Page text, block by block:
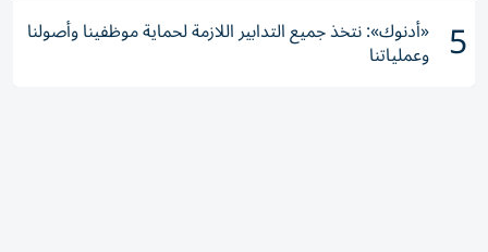
5 «أدنوك»: نتخذ جميع التدابير اللازمة لحماية موظفينا وأصولنا
وعملياتنا